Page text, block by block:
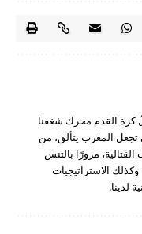
كرة القدم محرك شغفنا
المغرب يتألق، من
مرورًا بالتنس
وكذلك الاستراتيجيات
لدينا.